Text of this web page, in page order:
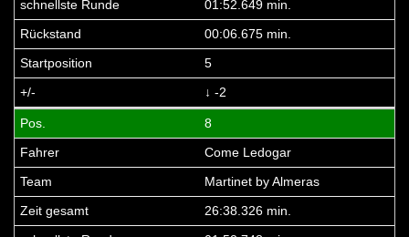
01:52.649 min.
00:06.675 min.
5
↓ -2
8
Come Ledogar
Martinet by Almeras
26:38.326 min.